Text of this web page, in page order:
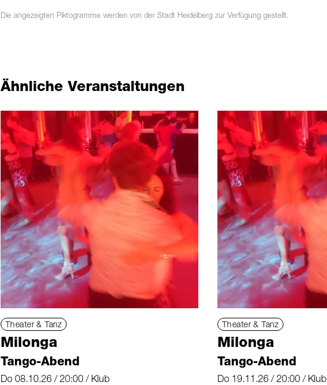
Die angezeigten Piktogramme werden von der Stadt Heidelberg zur Verfügung gestellt.
Ähnliche Veranstaltungen
Theater & Tanz
Milonga
Tango-Abend
Do 08.10.26 / 20:00 / Klub
Theater & Tanz
Milonga
Tango-Abend
Do 19.11.26 / 20:00 / Klub